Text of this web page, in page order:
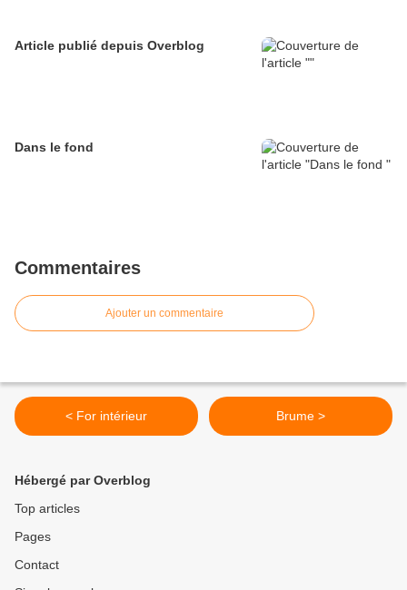
Article publié depuis Overblog
Dans le fond
Commentaires
Ajouter un commentaire
< For intérieur Brume >
Hébergé par Overblog
Top articles
Pages
Contact